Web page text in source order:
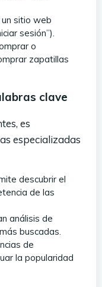
sitio web
sesión”).
o
zapatillas
clave
es
especializadas
descubrir el
de las
análisis de
buscadas.
de
la popularidad